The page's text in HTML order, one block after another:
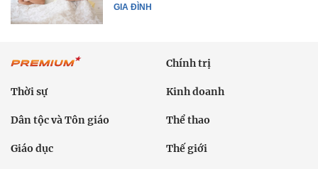
GIA ĐÌNH
Chính trị
Thời sự Kinh doanh
Dân tộc và Tôn giáo Thể thao
Giáo dục Thế giới